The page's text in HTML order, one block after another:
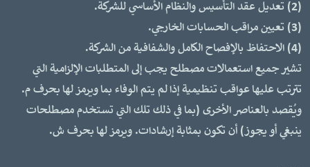
(2) تعديل عقد التأسيس والنظام الأساسي للشركة.
(3) تعيين مراقب الحسابات الخارجي.
(4) الاحتفاظ بالإفصاح الكامل والشفافية من الشركة.
تشير جميع استعمالات مصطلح يجب إلى المتطلبات الإلزامية التي
تترتب عليها عواقب تنظيمية إذا لم يتم الوفاء بما ويرمز لها بحرف م.
ويُقصد بالعناصر الأخرى (بما في ذلك تلك التي تستخدم مصطلحات
ينبغي أو يجوز) أن تكون بمثابة إرشادات. ويرمز لها بحرف ش.